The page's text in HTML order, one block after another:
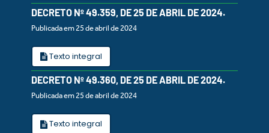
DECRETO Nº 49.359, DE 25 DE ABRIL DE 2024.
Publicada em 25 de abril de 2024
Texto integral
DECRETO Nº 49.360, DE 25 DE ABRIL DE 2024.
Publicada em 25 de abril de 2024
Texto integral